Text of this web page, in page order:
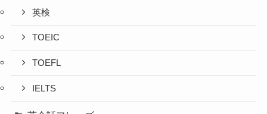
英検
TOEIC
TOEFL
IELTS